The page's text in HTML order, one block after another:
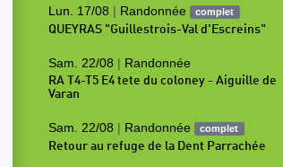
Lun. 17/08 | Randonnée complet
QUEYRAS "Guillestrois-Val d'Escreins"
Sam. 22/08 | Randonnée
RA T4-T5 E4 tete du coloney - Aiguille de
Varan
Sam. 22/08 | Randonnée complet
Retour au refuge de la Dent Parrachée